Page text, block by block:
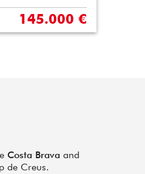
145.000 €
Costa Bravaand
de Creus.